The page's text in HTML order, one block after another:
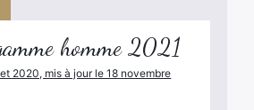
homme 2021
2020, mis à jour le 18 novembre